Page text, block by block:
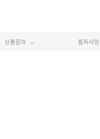
상품문의 필독사항